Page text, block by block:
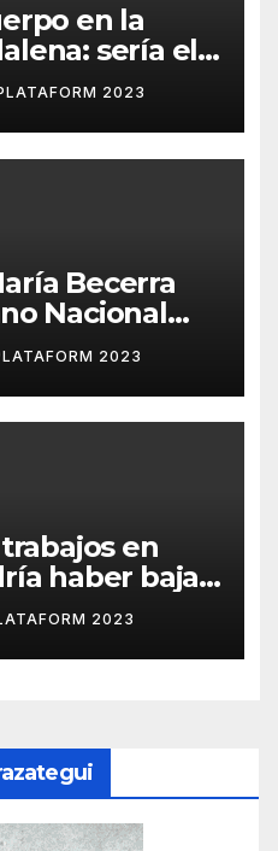
en la
sería el
Hudson
2023
Becerra
Nacional
2023
en
haber baja
de agua
2023